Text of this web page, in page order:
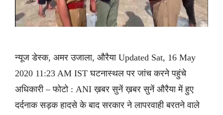
न्यूज डेस्क, अमर उजाला, औरैया Updated Sat, 16 May
2020 11:23 AM IST घटनास्थल पर जांच करने पहुंचे
अधिकारी – फोटो : ANI ख़बर सुनें ख़बर सुनें औरैया में हुए
दर्दनाक सड़क हादसे के बाद सरकार ने लापरवाही बरतने वाले